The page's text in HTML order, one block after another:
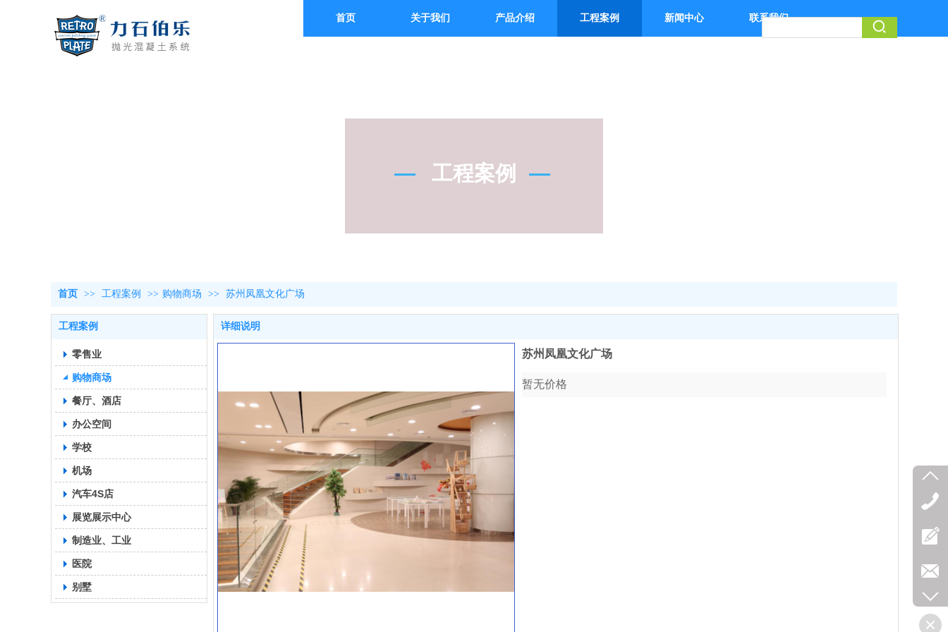
首页 关于我们 产品介绍 工程案例 新闻中心 联系我们
工程案例
首页 >> 工程案例 >> 购物商场 >> 苏州凤凰文化广场
工程案例
零售业
购物商场
餐厅、酒店
办公空间
学校
机场
汽车4S店
展览展示中心
制造业、工业
医院
别墅
详细说明
苏州凤凰文化广场
暂无价格